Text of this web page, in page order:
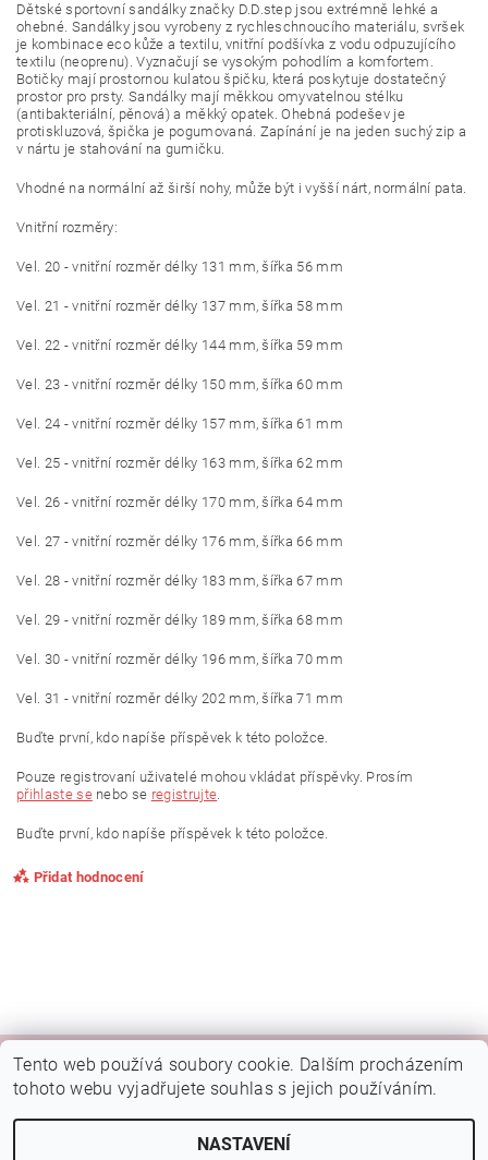
Dětské sportovní sandálky značky D.D.step jsou extrémně lehké a
ohebné. Sandálky jsou vyrobeny z rychleschnoucího materiálu, svršek
je kombinace eco kůže a textilu, vnitřní podšívka z vodu odpuzujícího
textilu (neoprenu). Vyznačují se vysokým pohodlím a komfortem.
Botičky mají prostornou kulatou špičku, která poskytuje dostatečný
prostor pro prsty. Sandálky mají měkkou omyvatelnou stélku
(antibakteriální, pěnová) a měkký opatek. Ohebná podešev je
protiskluzová, špička je pogumovaná. Zapínání je na jeden suchý zip a
v nártu je stahování na gumičku.
Vhodné na normální až širší nohy, může být i vyšší nárt, normální pata.
Vnitřní rozměry:
Vel. 20 - vnitřní rozměr délky 131 mm, šířka 56 mm
Vel. 21 - vnitřní rozměr délky 137 mm, šířka 58 mm
Vel. 22 - vnitřní rozměr délky 144 mm, šířka 59 mm
Vel. 23 - vnitřní rozměr délky 150 mm, šířka 60 mm
Vel. 24 - vnitřní rozměr délky 157 mm, šířka 61 mm
Vel. 25 - vnitřní rozměr délky 163 mm, šířka 62 mm
Vel. 26 - vnitřní rozměr délky 170 mm, šířka 64 mm
Vel. 27 - vnitřní rozměr délky 176 mm, šířka 66 mm
Vel. 28 - vnitřní rozměr délky 183 mm, šířka 67 mm
Vel. 29 - vnitřní rozměr délky 189 mm, šířka 68 mm
Vel. 30 - vnitřní rozměr délky 196 mm, šířka 70 mm
Vel. 31 - vnitřní rozměr délky 202 mm, šířka 71 mm
Buďte první, kdo napíše příspěvek k této položce.
Pouze registrovaní uživatelé mohou vkládat příspěvky. Prosím
přihlaste senebo se registrujte.
Buďte první, kdo napíše příspěvek k této položce.
Přidat hodnocení
Kamenná prodejna Brno | Rady a tipy | Google mapa | Fotky prodejny
Náš FB
Tento web používá soubory cookie. Dalším procházením
tohoto webu vyjadřujete souhlas s jejich používáním.
NASTAVENÍ